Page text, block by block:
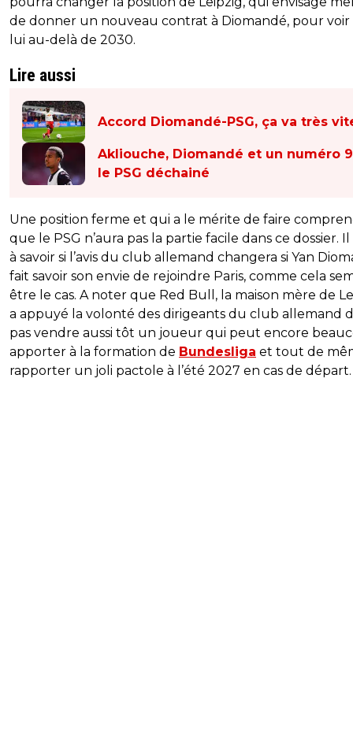
de donner un nouveau contrat à Diomandé, pour voir
lui au-delà de 2030.
Lire aussi
Accord Diomandé-PSG, ça va très
Akliouche, Diomandé et un numéro
le PSG déchainé
Une position ferme et qui a le mérite de faire
que le PSG n’aura pas la partie facile dans ce dossier.
à savoir si l’avis du club allemand changera si Yan
fait savoir son envie de rejoindre Paris, comme cela
être le cas. A noter que Red Bull, la maison mère de
a appuyé la volonté des dirigeants du club allemand
pas vendre aussi tôt un joueur qui peut encore
apporter à la formation de Bundesliga et tout de
rapporter un joli pactole à l’été 2027 en cas de départ.